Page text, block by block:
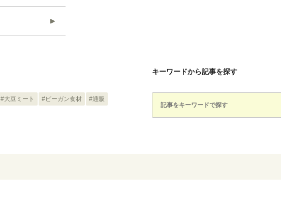
#大豆ミート #ビーガン食材 #通販
キーワードから記事を探す